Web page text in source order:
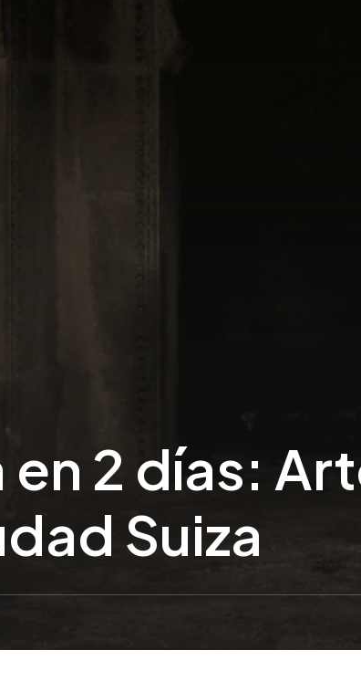
2 días:
Suiza